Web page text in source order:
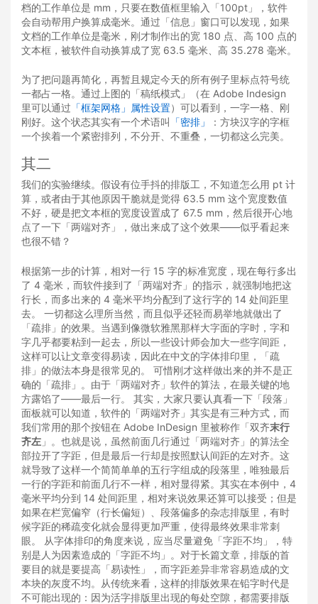
档的工作单位是 mm，只要在数值框里输入「100pt」，软件
会自动帮用户换算成毫米。通过「信息」窗口可以发现，如果
文档的工作单位是毫米，刚才制作出的宽 180 点、高 100 点的
文本框，被软件自动换算成了宽 63.5 毫米、高 35.278 毫米。
为了把问题再简化，再暂且规定今天的所有例子里标点符号统
一都占一格。通过上图的「稿纸模式」（在 Adobe Indesign
里可以通过 「框架网格」属性设置）可以看到，一字一格、刚
刚好。这个状态其实有一个术语叫 「密排」
：方块汉字的字框
一个挨着一个紧密排列，不分开、不重叠，一切都这么完美。
其二
我们的实验继续。假设有位手抖的排版工，不知道怎么用 pt 计
算，或者由于其他原因干脆就是觉得 63.5 mm 这个宽度数值
不好，硬是把文本框的宽度设置成了 67.5 mm，然后很开心地
点了一下「两端对齐」，做出来成了这个效果——似乎看起来
也很不错？
根据第一步的计算，相对一行 15 字的标准宽度，现在每行多出
了 4 毫米，而软件接到了「两端对齐」的指示，就强制地把这
行长，而多出来的 4 毫米平均分配到了这行字的 14 处间距里
去。 一切都这么理所当然，而且似乎还轻而易举地就做出了
「疏排」的效果。当遇到像微软雅黑那样大字面的字时，字和
字几乎都要粘到一起去，所以一些设计师会加大一些字间距，
这样可以让文章变得易读，因此在中文的字体排印里，「疏
排」的做法本身是很常见的。 可惜刚才这样做出来的并不是正
确的「疏排」。由于「两端对齐」软件的算法，在最关键的地
方露馅了——最后一行。 其实，大家只要认真看一下「段落」
面板就可以知道，软件的「两端对齐」其实是有三种方式，而
我们常用的那个按钮在 Adobe InDesign 里被称作「双齐末行
齐左 」。也就是说，虽然前面几行通过「两端对齐」的算法全
部拉开了字距，但是最后一行却是按照默认间距的左对齐。这
就导致了这样一个简简单单的五行字组成的段落里，唯独最后
一行的字距和前面几行不一样，相对显得紧。其实在本例中，4
毫米平均分到 14 处间距里，相对来说效果还算可以接受；但是
如果在栏宽偏窄（行长偏短）、段落偏多的杂志排版里，有时
候字距的稀疏变化就会显得更加严重，使得最终效果非常刺
眼。 从字体排印的角度来说，应当尽量避免「字距不均」，特
别是人为因素造成的「字距不均」。对于长篇文章，排版的首
要目的就是要提高「易读性」，而字距差异非常容易造成的文
本块的灰度不均。从传统来看，这样的排版效果在铅字时代是
不可能出现的：因为活字排版里出现的每处空隙，都需要排版